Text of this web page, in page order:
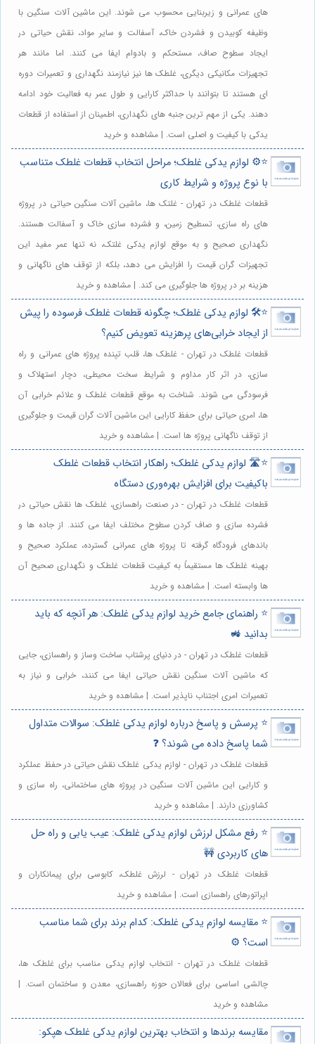
های عمرانی و زیربنایی محسوب می شوند. این ماشین آلات سنگین با
وظیفه کوبیدن و فشردن خاک، آسفالت و سایر مواد، نقش حیاتی در
ایجاد سطوح صاف، مستحکم و بادوام ایفا می کنند. اما مانند هر
تجهیزات مکانیکی دیگری، غلطک ها نیز نیازمند نگهداری و تعمیرات دوره
ای هستند تا بتوانند با حداکثر کارایی و طول عمر به فعالیت خود ادامه
دهند. یکی از مهم ترین جنبه های نگهداری، اطمینان از استفاده از قطعات
یدکی با کیفیت و اصلی است. | مشاهده و خرید
⭐️⚙️ لوازم یدکی غلطک؛ مراحل انتخاب قطعات غلطک متناسب
با نوع پروژه و شرایط کاری
قطعات غلطک در تهران - غلتک ها، ماشین آلات سنگین حیاتی در پروژه
های راه سازی، تسطیح زمین، و فشرده سازی خاک و آسفالت هستند.
نگهداری صحیح و به موقع لوازم یدکی غلتک، نه تنها عمر مفید این
تجهیزات گران قیمت را افزایش می دهد، بلکه از توقف های ناگهانی و
هزینه بر در پروژه ها جلوگیری می کند. | مشاهده و خرید
⭐️🛠️ لوازم یدکی غلطک؛ چگونه قطعات غلطک فرسوده را پیش
از ایجاد خرابی‌های پرهزینه تعویض کنیم؟
قطعات غلطک در تهران - غلطک ها، قلب تپنده پروژه های عمرانی و راه
سازی، در اثر کار مداوم و شرایط سخت محیطی، دچار استهلاک و
فرسودگی می شوند. شناخت به موقع قطعات غلطک و علائم خرابی آن
ها، امری حیاتی برای حفظ کارایی این ماشین آلات گران قیمت و جلوگیری
از توقف ناگهانی پروژه ها است. | مشاهده و خرید
⭐️🛣️ لوازم یدکی غلطک؛ راهکار انتخاب قطعات غلطک
باکیفیت برای افزایش بهره‌وری دستگاه
قطعات غلطک در تهران - در صنعت راهسازی، غلطک ها نقش حیاتی در
فشرده سازی و صاف کردن سطوح مختلف ایفا می کنند. از جاده ها و
باندهای فرودگاه گرفته تا پروژه های عمرانی گسترده، عملکرد صحیح و
بهینه غلطک ها مستقیماً به کیفیت قطعات غلطک و نگهداری صحیح آن
ها وابسته است. | مشاهده و خرید
⭐️ راهنمای جامع خرید لوازم یدکی غلطک: هر آنچه که باید
بدانید 🚜
قطعات غلطک در تهران - در دنیای پرشتاب ساخت وساز و راهسازی، جایی
که ماشین آلات سنگین نقش حیاتی ایفا می کنند، خرابی و نیاز به
تعمیرات امری اجتناب ناپذیر است. | مشاهده و خرید
⭐️ پرسش و پاسخ درباره لوازم یدکی غلطک: سوالات متداول
شما پاسخ داده می شوند؟ ❓
قطعات غلطک در تهران - لوازم یدکی غلطک نقش حیاتی در حفظ عملکرد
و کارایی این ماشین آلات سنگین در پروژه های ساختمانی، راه سازی و
کشاورزی دارند. | مشاهده و خرید
⭐️ رفع مشکل لرزش لوازم یدکی غلطک: عیب یابی و راه حل
های کاربردی 🚧
قطعات غلطک در تهران - لرزش غلطک، کابوسی برای پیمانکاران و
اپراتورهای راهسازی است. | مشاهده و خرید
⭐️ مقایسه لوازم یدکی غلطک: کدام برند برای شما مناسب
است؟ ⚙️
قطعات غلطک در تهران - انتخاب لوازم یدکی مناسب برای غلطک ها،
چالشی اساسی برای فعالان حوزه راهسازی، معدن و ساختمان است. |
مشاهده و خرید
مقایسه برندها و انتخاب بهترین لوازم یدکی غلطک هپکو: